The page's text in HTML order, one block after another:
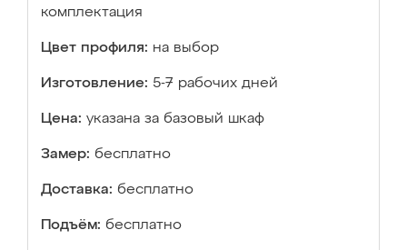
комплектация
Цвет профиля: на выбор
Изготовление: 5-7 рабочих дней
Цена: указана за базовый шкаф
Замер: бесплатно
Доставка: бесплатно
Подъём: бесплатно